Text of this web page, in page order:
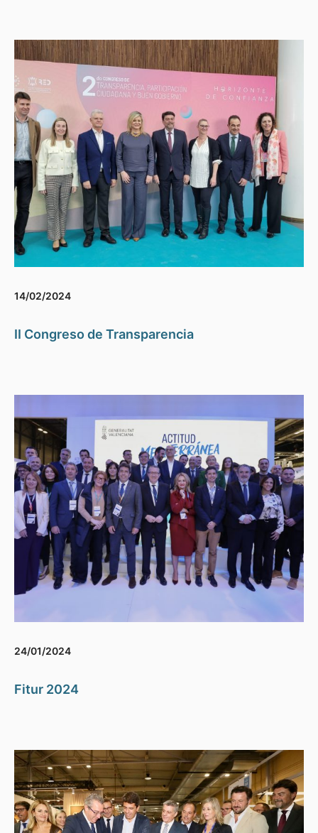
14/02/2024
II Congreso de Transparencia
24/01/2024
Fitur 2024